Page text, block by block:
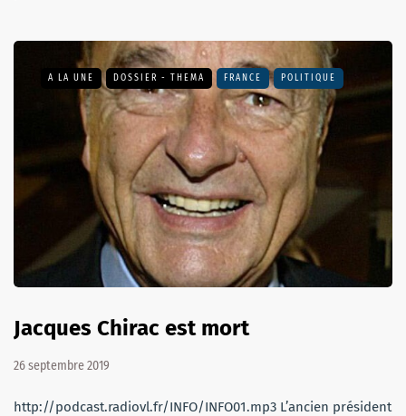
A LA UNE DOSSIER - THEMA FRANCE POLITIQUE
Jacques Chirac est mort
26 septembre 2019
http://podcast.radiovl.fr/INFO/INFO01.mp3 L’ancien président